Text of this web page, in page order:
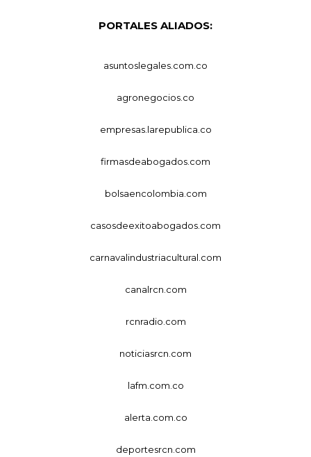
PORTALES ALIADOS:
asuntoslegales.com.co
agronegocios.co
empresas.larepublica.co
firmasdeabogados.com
bolsaencolombia.com
casosdeexitoabogados.com
carnavalindustriacultural.com
canalrcn.com
rcnradio.com
noticiasrcn.com
lafm.com.co
alerta.com.co
deportesrcn.com